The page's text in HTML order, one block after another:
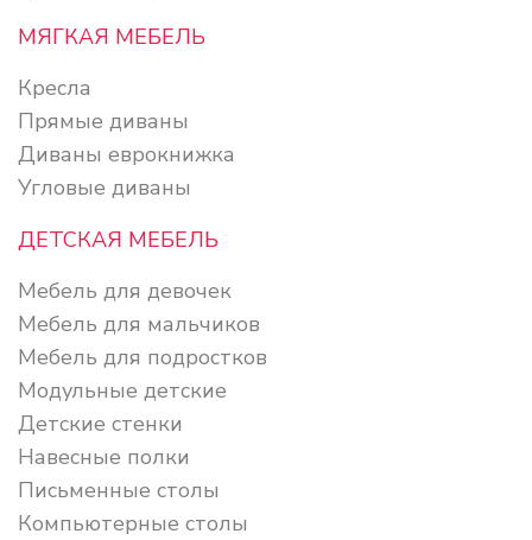
МЯГКАЯ МЕБЕЛЬ
Кресла
Прямые диваны
Диваны еврокнижка
Угловые диваны
ДЕТСКАЯ МЕБЕЛЬ
Мебель для девочек
Мебель для мальчиков
Мебель для подростков
Модульные детские
Детские стенки
Навесные полки
Письменные столы
Компьютерные столы